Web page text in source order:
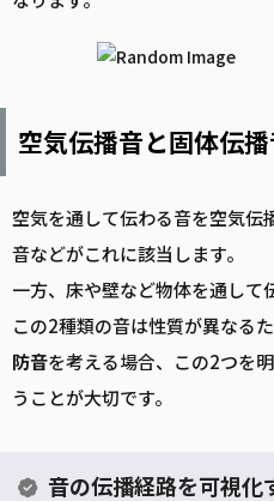
空気伝播音と固体伝
空気を通して伝わる音を空気伝
音などがこれに該当します。
一方、床や壁など物体を通して
この2種類の音は性質が異なる
防音を考える場合、この2つを
うことが大切です。
音の伝播経路を可視化